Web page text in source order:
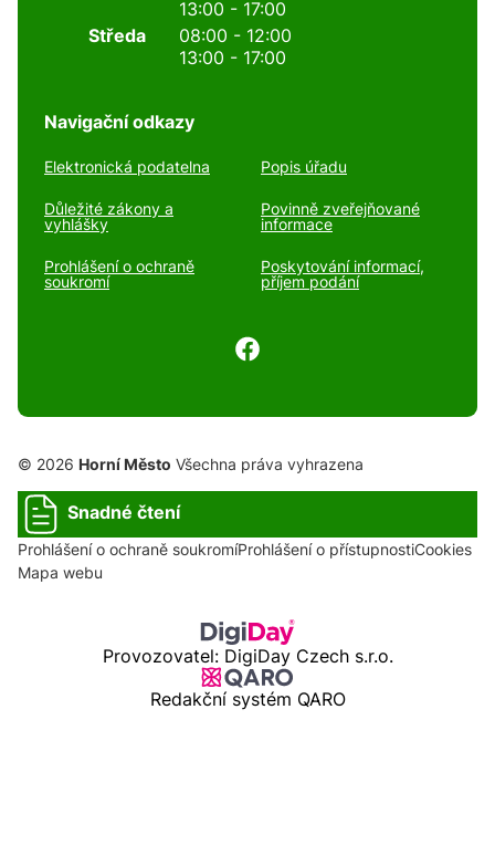
13:00 - 17:00
Středa
08:00 - 12:00
13:00 - 17:00
Navigační odkazy
Elektronická podatelna Popis úřadu
Důležité zákony a
vyhlášky
Povinně zveřejňované
informace
Prohlášení o ochraně
soukromí
Poskytování informací,
příjem podání
© 2026 Horní Město Všechna práva vyhrazena
Snadné čtení
Prohlášení o ochraně soukromíProhlášení o přístupnostiCookies
Mapa webu
Provozovatel: DigiDay Czech s.r.o.
Redakční systém QARO